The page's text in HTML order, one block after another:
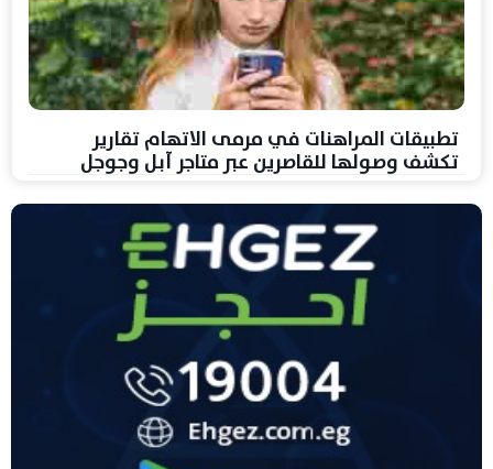
تطبيقات المراهنات في مرمى الاتهام تقارير
تكشف وصولها للقاصرين عبر متاجر آبل وجوجل